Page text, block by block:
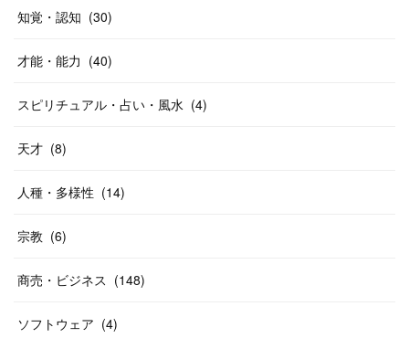
知覚・認知 (30)
才能・能力 (40)
スピリチュアル・占い・風水 (4)
天才 (8)
人種・多様性 (14)
宗教 (6)
商売・ビジネス (148)
ソフトウェア (4)